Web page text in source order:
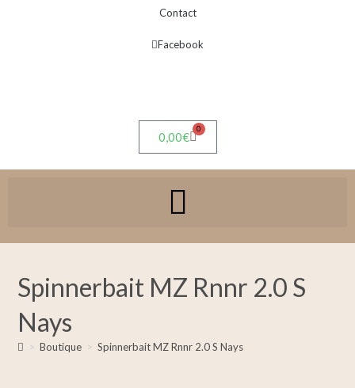
Contact
Facebook
0,00€
0
Spinnerbait MZ Rnnr 2.0 S
Nays
> Boutique > Spinnerbait MZ Rnnr 2.0 S Nays